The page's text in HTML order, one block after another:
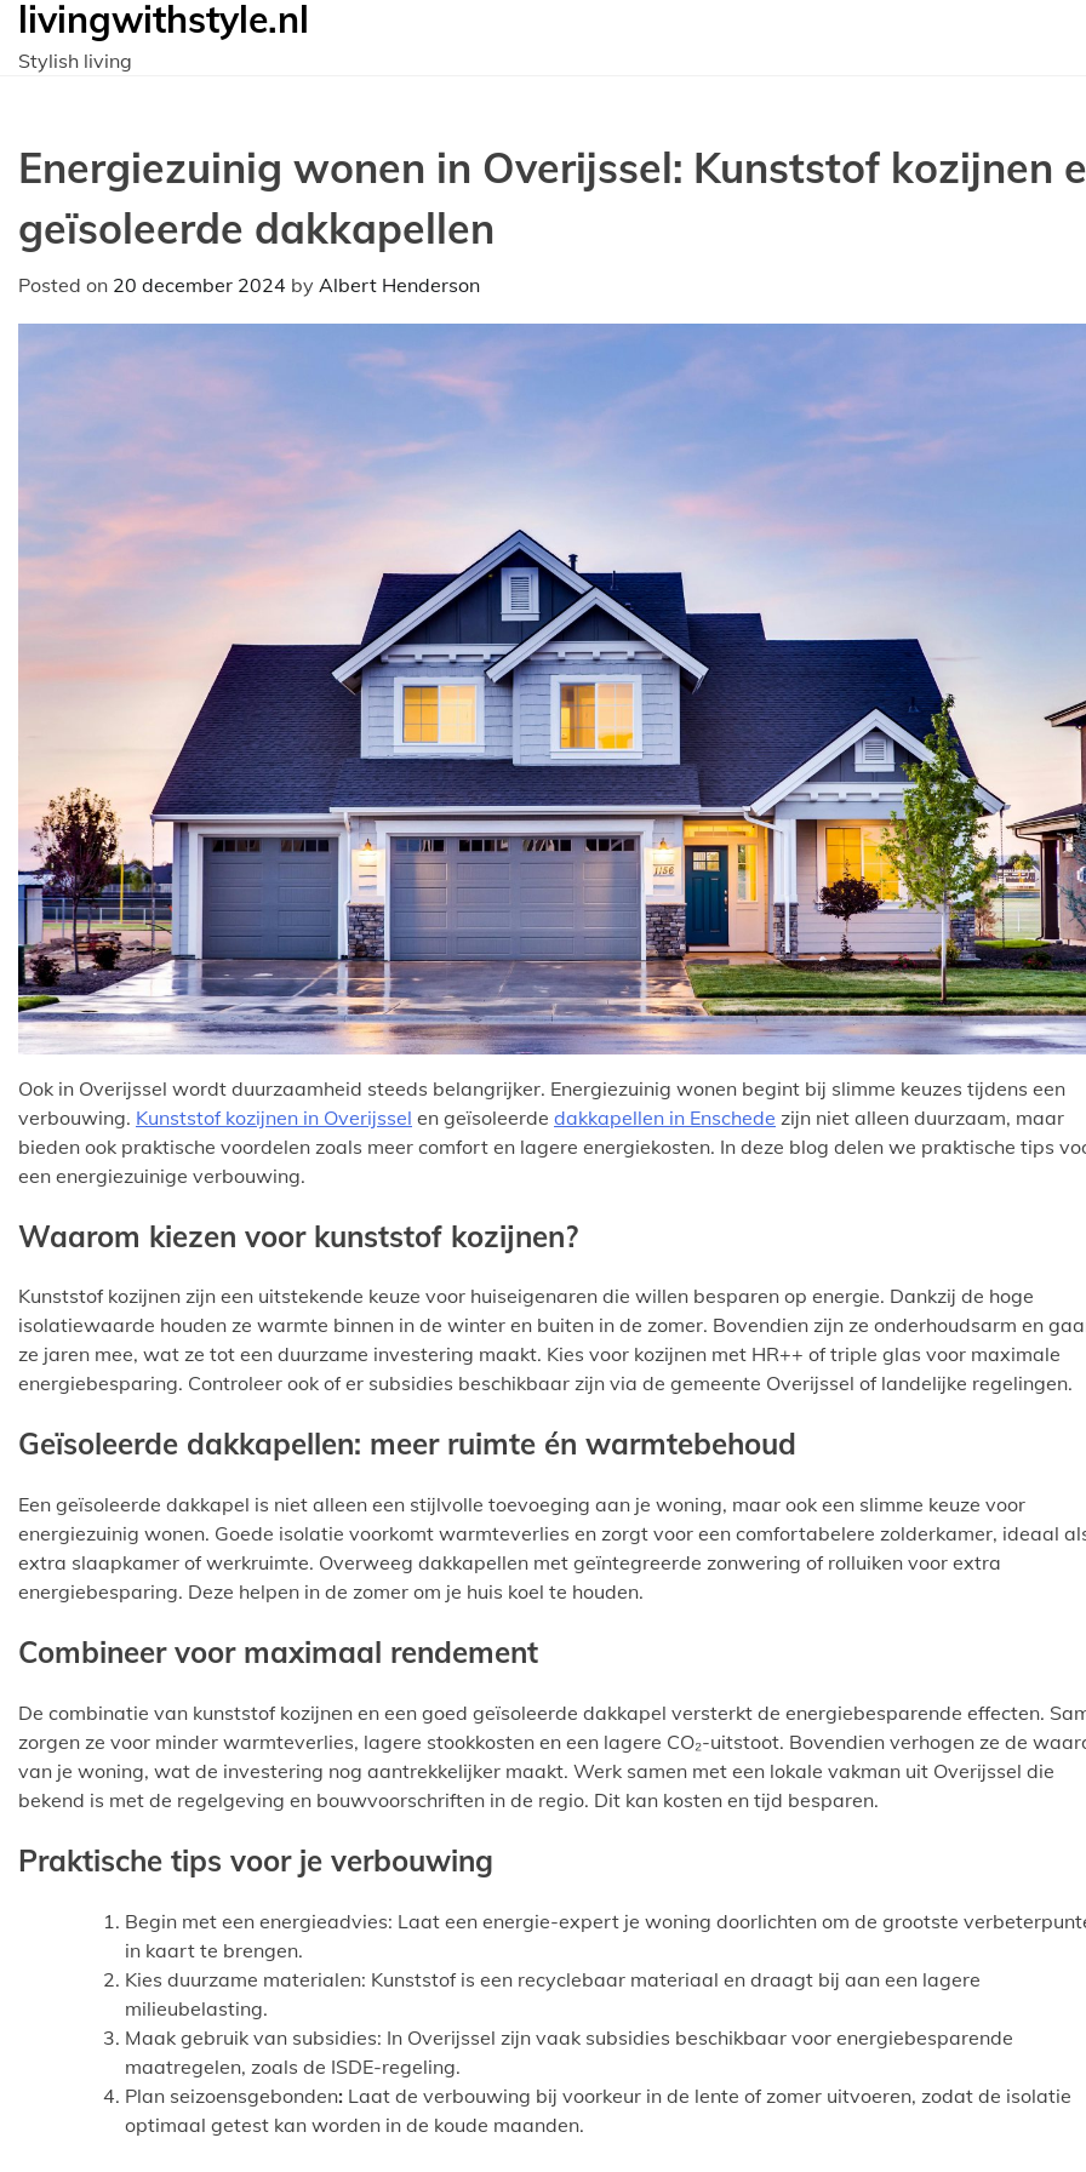
de
livingwithstyle.nl
Stylish living
Energiezuinig wonen in Overijssel: Kunststof kozijnen
geïsoleerde dakkapellen
Posted on 20 december 2024 by Albert Henderson
Ook in Overijssel wordt duurzaamheid steeds belangrijker. Energiezuinig wonen begint bij slimme keuzes tijdens een
verbouwing. Kunststof kozijnen in Overijssel en geïsoleerde dakkapellen in Enschede zijn niet alleen duurzaam, maar
bieden ook praktische voordelen zoals meer comfort en lagere energiekosten. In deze blog delen we praktische tips
een energiezuinige verbouwing.
Waarom kiezen voor kunststof kozijnen?
Kunststof kozijnen zijn een uitstekende keuze voor huiseigenaren die willen besparen op energie. Dankzij de hoge
isolatiewaarde houden ze warmte binnen in de winter en buiten in de zomer. Bovendien zijn ze onderhoudsarm en
ze jaren mee, wat ze tot een duurzame investering maakt. Kies voor kozijnen met HR++ of triple glas voor maximale
energiebesparing. Controleer ook of er subsidies beschikbaar zijn via de gemeente Overijssel of landelijke regelingen.
Geïsoleerde dakkapellen: meer ruimte én warmtebehoud
Een geïsoleerde dakkapel is niet alleen een stijlvolle toevoeging aan je woning, maar ook een slimme keuze voor
energiezuinig wonen. Goede isolatie voorkomt warmteverlies en zorgt voor een comfortabelere zolderkamer, ideaal
extra slaapkamer of werkruimte. Overweeg dakkapellen met geïntegreerde zonwering of rolluiken voor extra
energiebesparing. Deze helpen in de zomer om je huis koel te houden.
Combineer voor maximaal rendement
De combinatie van kunststof kozijnen en een goed geïsoleerde dakkapel versterkt de energiebesparende effecten.
zorgen ze voor minder warmteverlies, lagere stookkosten en een lagere CO₂-uitstoot. Bovendien verhogen ze de
van je woning, wat de investering nog aantrekkelijker maakt. Werk samen met een lokale vakman uit Overijssel die
bekend is met de regelgeving en bouwvoorschriften in de regio. Dit kan kosten en tijd besparen.
Praktische tips voor je verbouwing
Begin met een energieadvies: Laat een energie-expert je woning doorlichten om de grootste
in kaart te brengen.
Kies duurzame materialen: Kunststof is een recyclebaar materiaal en draagt bij aan een lagere
milieubelasting.
Maak gebruik van subsidies: In Overijssel zijn vaak subsidies beschikbaar voor energiebesparende
maatregelen, zoals de ISDE-regeling.
Plan seizoensgebonden: Laat de verbouwing bij voorkeur in de lente of zomer uitvoeren, zodat de isolatie
optimaal getest kan worden in de koude maanden.